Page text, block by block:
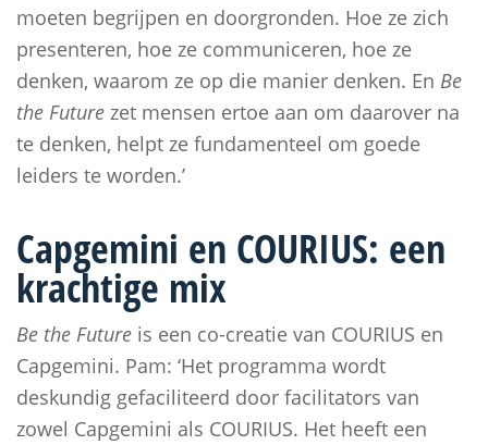
moeten begrijpen en doorgronden. Hoe ze zich
presenteren, hoe ze communiceren, hoe ze
denken, waarom ze op die manier denken. En Be
the Future zet mensen ertoe aan om daarover na
te denken, helpt ze fundamenteel om goede
leiders te worden.’
Capgemini en COURIUS: een
krachtige mix
Be the Future is een co-creatie van COURIUS en
Capgemini. Pam: ‘Het programma wordt
deskundig gefaciliteerd door facilitators van
zowel Capgemini als COURIUS. Het heeft een